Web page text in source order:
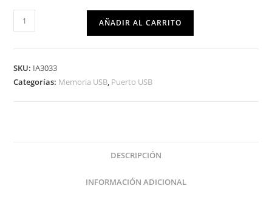
AÑADIR AL CARRITO
SKU: IA3033
Categorías: Memoria USB, Puerto USB
DESCRIPCIÓN
INFORMACIÓN ADICIONAL